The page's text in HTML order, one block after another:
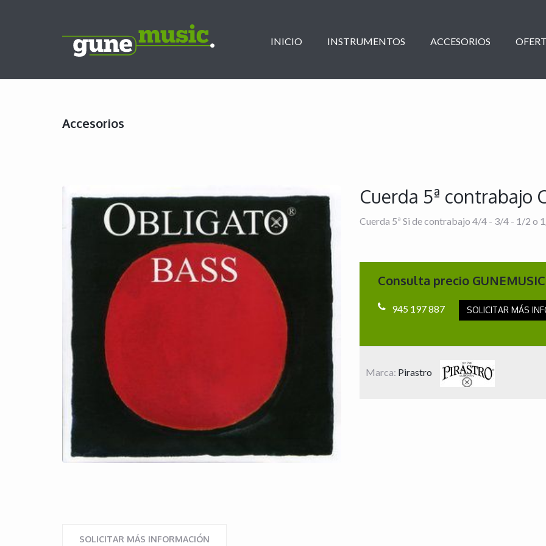
INICIO INSTRUMENTOS ACCESORIOS
Accesorios
Cuerda 5ª contrabajo
Cuerda 5ª Si de contrabajo 4/4 - 3/4 - 1/2 o
Consulta precio GUNEMUSIC
945 197 887 SOLICITAR MÁS
Marca: Pirastro
SOLICITAR MÁS INFORMACIÓN